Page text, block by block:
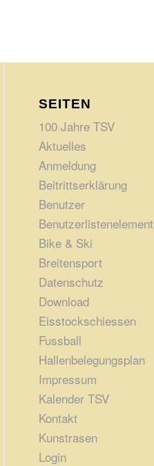
SEITEN
100 Jahre TSV
Aktuelles
Anmeldung
Beitrittserklärung
Benutzer
Benutzerlistenelement
Bike & Ski
Breitensport
Datenschutz
Download
Eisstockschiessen
Fussball
Hallenbelegungsplan
Impressum
Kalender TSV
Kontakt
Kunstrasen
Login